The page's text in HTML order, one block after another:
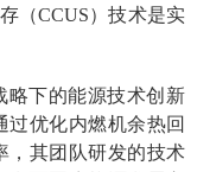
（CCUS）技术是实
略下的能源技术创新
过优化内燃机余热回
，其团队研发的技术